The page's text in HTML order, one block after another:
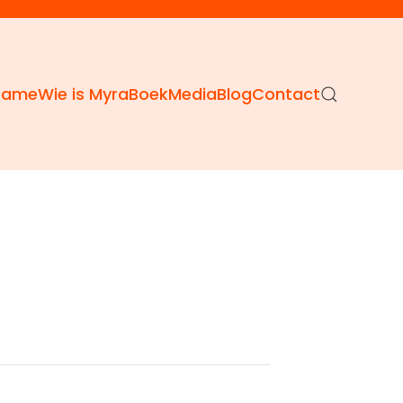
Wie is MyraBoekMediaBlogContact